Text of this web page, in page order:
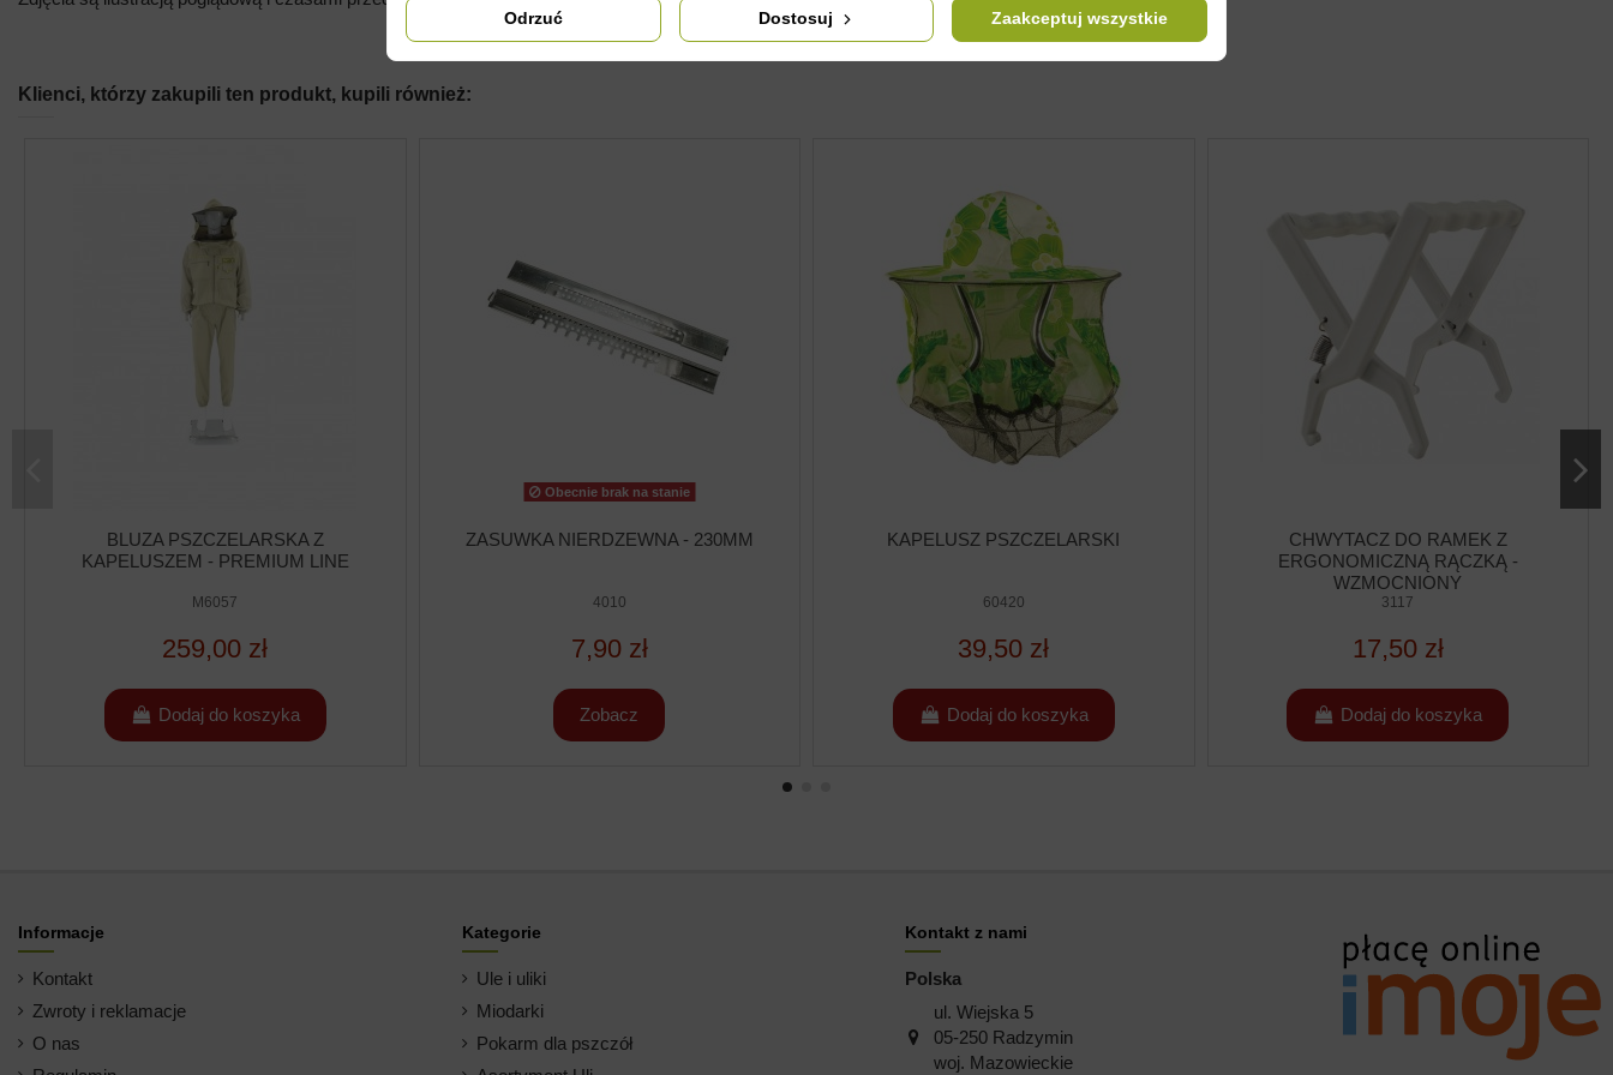
Klienci, którzy zakupili ten produkt, kupili również:
BLUZA PSZCZELARSKA Z
KAPELUSZEM - PREMIUM LINE
M6057
259,00 zł
Dodaj do koszyka
Obecnie brak na stanie
ZASUWKA NIERDZEWNA - 230MM
4010
7,90 zł
Zobacz
KAPELUSZ PSZCZELARSKI
60420
39,50 zł
Dodaj do koszyka
CHWYTACZ DO RAMEK Z
ERGONOMICZNĄ RĄCZKĄ -
WZMOCNIONY
3117
17,50 zł
Dodaj do koszyka
Informacje
Kontakt
Zwroty i reklamacje
O nas
Kategorie
Ule i uliki
Miodarki
Pokarm dla pszczół
Kontakt z nami
Polska
ul. Wiejska 5
05-250 Radzymin
woj. Mazowieckie
Odrzuć Dostosuj Zaakceptuj wszystkie